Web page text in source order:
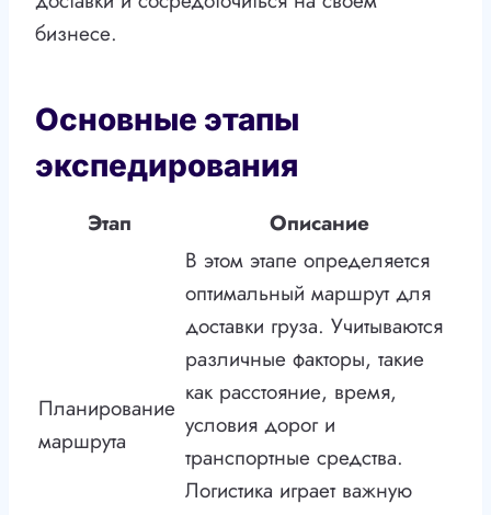
бизнесе.
Основные этапы
экспедирования
Этап Описание
Планирование
маршрута
В этом этапе определяется
оптимальный маршрут для
доставки груза. Учитываются
различные факторы, такие
как расстояние, время,
условия дорог и
транспортные средства.
Логистика играет важную